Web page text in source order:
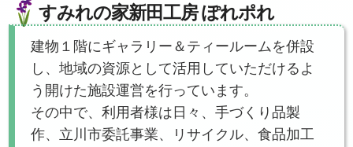
すみれの家新田工房 ぽれポれ
建物１階にギャラリー＆ティールームを併設
し、地域の資源として活用していただけるよ
う開けた施設運営を行っています。
その中で、利用者様は日々、手づくり品製
作、立川市委託事業、リサイクル、食品加工